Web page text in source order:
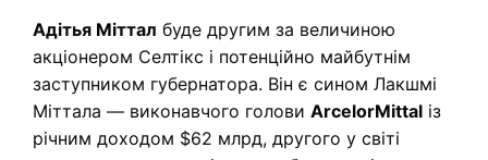
Адітья Міттал буде другим за величиною
акціонером Селтікс і потенційно майбутнім
заступником губернатора. Він є сином Лакшмі
Міттала — виконавчого голови ArcelorMittal із
річним доходом $62 млрд, другого у світі